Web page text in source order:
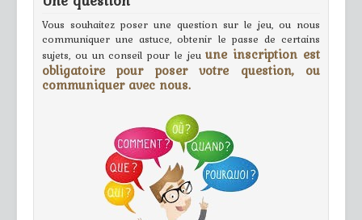
Vous souhaitez poser une question sur le jeu, ou nous
communiquer une astuce, obtenir le passe de certains
sujets, ou un conseil pour le jeuune inscription est
obligatoire pour poser votre question, ou
communiquer avec nous.